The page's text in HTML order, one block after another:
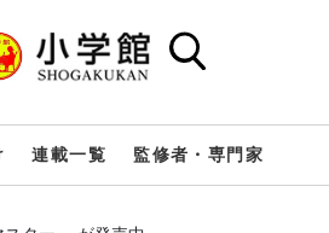
連載一覧 監修者・専門家